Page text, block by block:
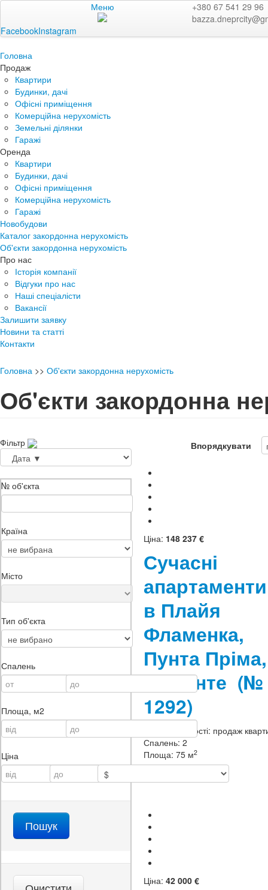
Меню
+380 67 541 29 96
FacebookInstagram
Головна
Продаж
Квартири
Будинки, дачі
Офісні приміщення
Комерційна нерухомість
Земельні ділянки
Гаражі
Оренда
Квартири
Будинки, дачі
Офісні приміщення
Комерційна нерухомість
Гаражі
Новобудови
Каталог закордонна нерухомість
Об'єкти закордонна нерухомість
Про нас
Історія компанії
Відгуки про нас
Наші спеціалісти
Вакансії
Залишити заявку
Новини та статті
Контакти
Головна >> Об'єкти закордонна нерухомість
Об'єкти закордонна
Фільтр
№ об'єкта
Країна
Місто
Тип об'єкта
Спалень
Площа, м2
Ціна
Впорядкувати
Ціна: 148 237 €
Сучасні
апартаменти
в Плайя
Фламенка,
Пунта Пріма,
Аліканте (№
1292)
Тип нерухомості: продаж
Спалень: 2
Площа: 75 м2
Ціна: 42 000 €